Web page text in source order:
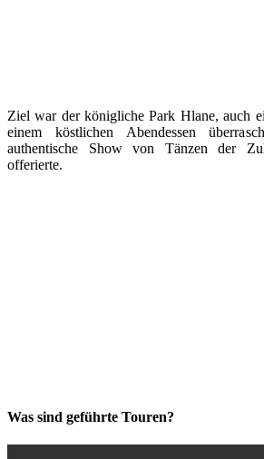
Ziel war der königliche Park Hlane, auch
einem köstlichen Abendessen
authentische Show von Tänzen der
offerierte.
Was sind geführte Touren?